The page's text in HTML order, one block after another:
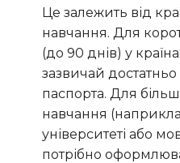
Це залежить від
навчання. Для
(до 90 днів) у
зазвичай
паспорта. Для
навчання
університеті або
потрібно